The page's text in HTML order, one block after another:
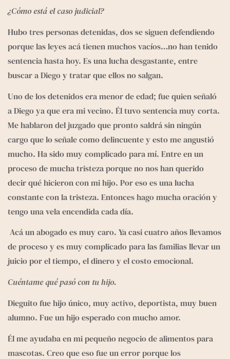
¿Cómo está el caso judicial?
Hubo tres personas detenidas, dos se siguen defendiendo
porque las leyes acá tienen muchos vacíos…no han tenido
sentencia hasta hoy. Es una lucha desgastante, entre
buscar a Diego y tratar que ellos no salgan.
Uno de los detenidos era menor de edad; fue quien señaló
a Diego ya que era mi vecino. Él tuvo sentencia muy corta.
Me hablaron del juzgado que pronto saldrá sin ningún
cargo que lo señale como delincuente y esto me angustió
mucho. Ha sido muy complicado para mí. Entre en un
proceso de mucha tristeza porque no nos han querido
decir qué hicieron con mi hijo. Por eso es una lucha
constante con la tristeza. Entonces hago mucha oración y
tengo una vela encendida cada día.
Acá un abogado es muy caro. Ya casi cuatro años llevamos
de proceso y es muy complicado para las familias llevar un
juicio por el tiempo, el dinero y el costo emocional.
Cuéntame qué pasó con tu hijo.
Dieguito fue hijo único, muy activo, deportista, muy buen
alumno. Fue un hijo esperado con mucho amor.
Él me ayudaba en mi pequeño negocio de alimentos para
mascotas. Creo que eso fue un error porque los